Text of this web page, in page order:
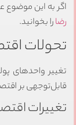
اگر به این موضوع
رضارا بخوانید.
تحولات
تغییر واحدهای
قابل‌توجهی بر
تغییرات